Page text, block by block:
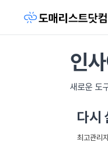
인
새로운 도
다시
최고관리